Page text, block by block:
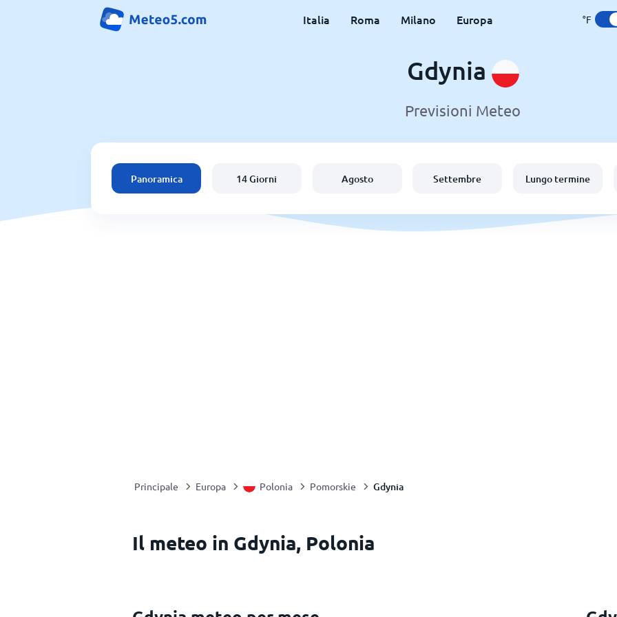
Italia Roma Milano Europa °F
Gdynia
Previsioni Meteo
Panoramica 14 Giorni Agosto Settembre Lungo termine
Principale Europa Polonia Pomorskie Gdynia
Il meteo in Gdynia, Polonia